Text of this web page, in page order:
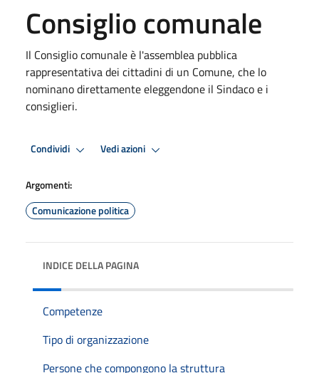
Consiglio comunale
Il Consiglio comunale è l'assemblea pubblica
rappresentativa dei cittadini di un Comune, che lo
nominano direttamente eleggendone il Sindaco e i
consiglieri.
Condividi Vedi azioni
Argomenti:
Comunicazione politica
INDICE DELLA PAGINA
Competenze
Tipo di organizzazione
Persone che compongono la struttura